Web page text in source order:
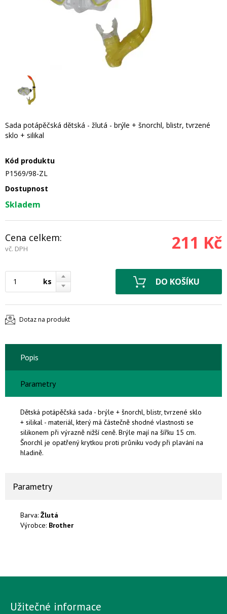
Sada potápěčská dětská - žlutá - brýle + šnorchl, blistr, tvrzené
sklo + silikal
Kód produktu
P1569/98-ZL
Dostupnost
Skladem
Cena celkem:
vč. DPH 211 Kč
ks
Dotaz na produkt
Popis
Parametry
Dětská potápěčská sada - brýle + šnorchl, blistr, tvrzené sklo
+ silikal - materiál, který má částečně shodné vlastnosti se
silikonem při výrazně nižší ceně. Brýle mají na šířku 15 cm.
Šnorchl je opatřený krytkou proti průniku vody při plavání na
hladině.
Parametry
Barva: Žlutá
Výrobce: Brother
Užitečné informace